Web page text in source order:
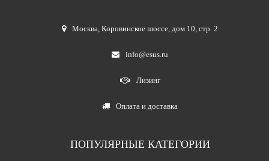
Москва ,Коровинское шоссе, дом 10, стр. 2
info@esus.ru
Лизинг
Оплата и доставка
ПОПУЛЯРНЫЕ КАТЕГОРИИ